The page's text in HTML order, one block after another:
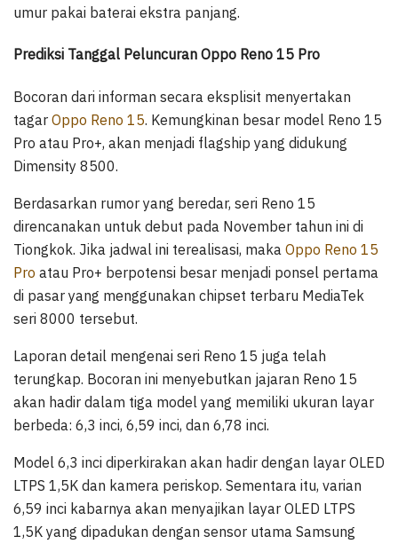
umur pakai baterai ekstra panjang.
Prediksi Tanggal Peluncuran Oppo Reno 15 Pro
Bocoran dari informan secara eksplisit menyertakan
tagar Oppo Reno 15. Kemungkinan besar model Reno 15
Pro atau Pro+, akan menjadi flagship yang didukung
Dimensity 8500.
Berdasarkan rumor yang beredar, seri Reno 15
direncanakan untuk debut pada November tahun ini di
Tiongkok. Jika jadwal ini terealisasi, maka Oppo Reno 15
Pro atau Pro+ berpotensi besar menjadi ponsel pertama
di pasar yang menggunakan chipset terbaru MediaTek
seri 8000 tersebut.
Laporan detail mengenai seri Reno 15 juga telah
terungkap. Bocoran ini menyebutkan jajaran Reno 15
akan hadir dalam tiga model yang memiliki ukuran layar
berbeda: 6,3 inci, 6,59 inci, dan 6,78 inci.
Model 6,3 inci diperkirakan akan hadir dengan layar OLED
LTPS 1,5K dan kamera periskop. Sementara itu, varian
6,59 inci kabarnya akan menyajikan layar OLED LTPS
1,5K yang dipadukan dengan sensor utama Samsung